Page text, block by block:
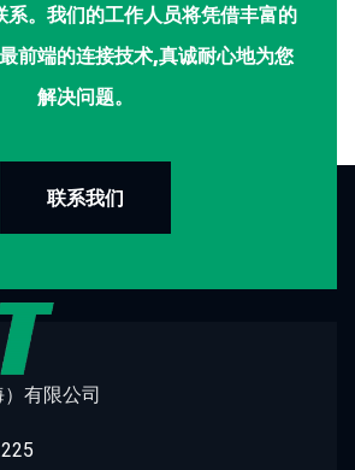
系。我们的工作人员将凭借丰富的
前端的连接技术,真诚耐心地为您
解决问题。
联系我们
有限公司